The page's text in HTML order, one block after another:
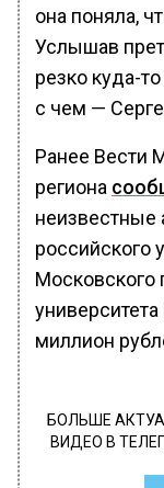
она поняла,
Услышав
резко куда-
с чем —
Ранее Вести
региона
неизвестные
российского
Московского
миллион
БОЛЬШЕ
ВИДЕО В